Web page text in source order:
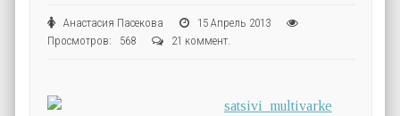
Анастасия Пасекова
15 Апрель 2013
Просмотров: 568
21 коммент.